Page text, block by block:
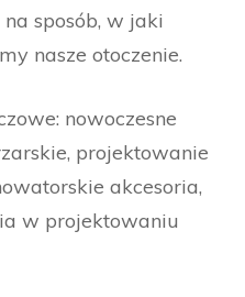
sposób, w jaki
nasze otoczenie.
nowoczesne
projektowanie
akcesoria,
w projektowaniu